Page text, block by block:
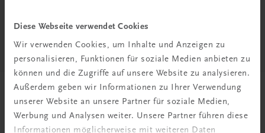
Diese Webseite verwendet Cookies
Wir verwenden Cookies, um Inhalte und Anzeigen zu
personalisieren, Funktionen für soziale Medien anbieten zu
können und die Zugriffe auf unsere Website zu analysieren.
Außerdem geben wir Informationen zu Ihrer Verwendung
unserer Website an unsere Partner für soziale Medien,
Werbung und Analysen weiter. Unsere Partner führen diese
Informationen möglicherweise mit weiteren Daten
UNTERRICHTSLEITFADEN